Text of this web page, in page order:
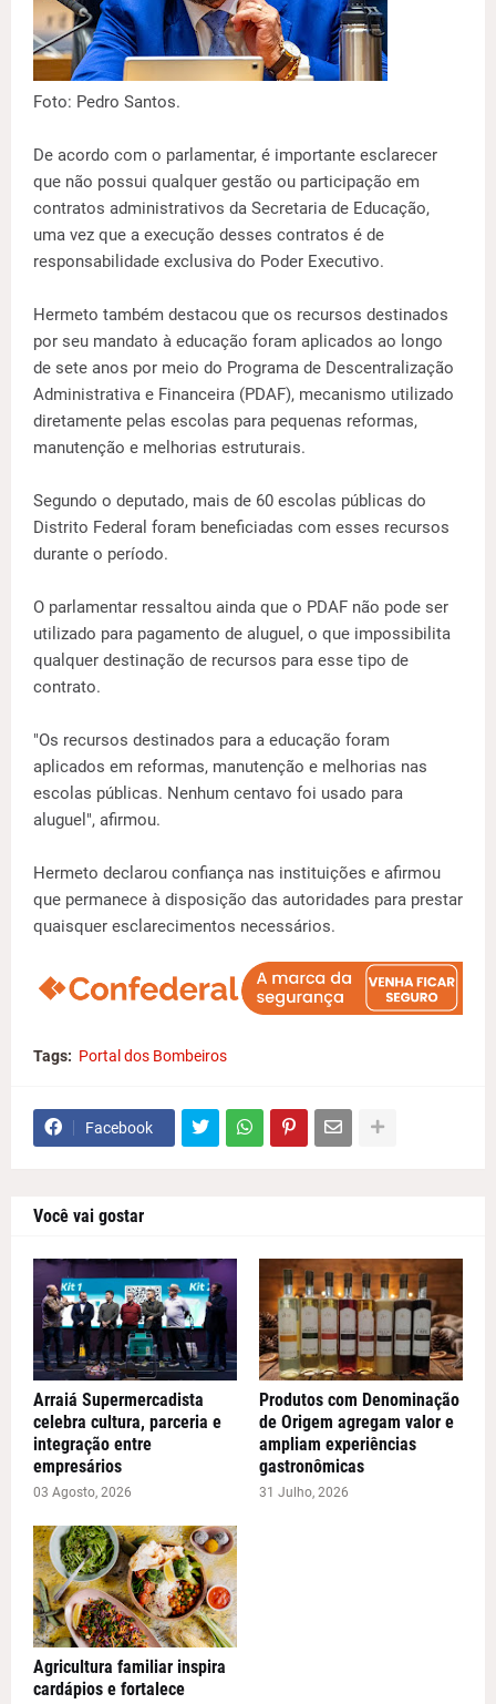
Foto: Pedro Santos.
De acordo com o parlamentar, é importante esclarecer
que não possui qualquer gestão ou participação em
contratos administrativos da Secretaria de Educação,
uma vez que a execução desses contratos é de
responsabilidade exclusiva do Poder Executivo.
Hermeto também destacou que os recursos destinados
por seu mandato à educação foram aplicados ao longo
de sete anos por meio do Programa de Descentralização
Administrativa e Financeira (PDAF), mecanismo utilizado
diretamente pelas escolas para pequenas reformas,
manutenção e melhorias estruturais.
Segundo o deputado, mais de 60 escolas públicas do
Distrito Federal foram beneficiadas com esses recursos
durante o período.
O parlamentar ressaltou ainda que o PDAF não pode ser
utilizado para pagamento de aluguel, o que impossibilita
qualquer destinação de recursos para esse tipo de
contrato.
"Os recursos destinados para a educação foram
aplicados em reformas, manutenção e melhorias nas
escolas públicas. Nenhum centavo foi usado para
aluguel", afirmou.
Hermeto declarou confiança nas instituições e afirmou
que permanece à disposição das autoridades para prestar
quaisquer esclarecimentos necessários.
Tags: Portal dos Bombeiros
Facebook
Você vai gostar
Arraiá Supermercadista
celebra cultura, parceria e
integração entre
empresários
03 Agosto, 2026
Produtos com Denominação
de Origem agregam valor e
ampliam experiências
gastronômicas
31 Julho, 2026
Agricultura familiar inspira
cardápios e fortalece